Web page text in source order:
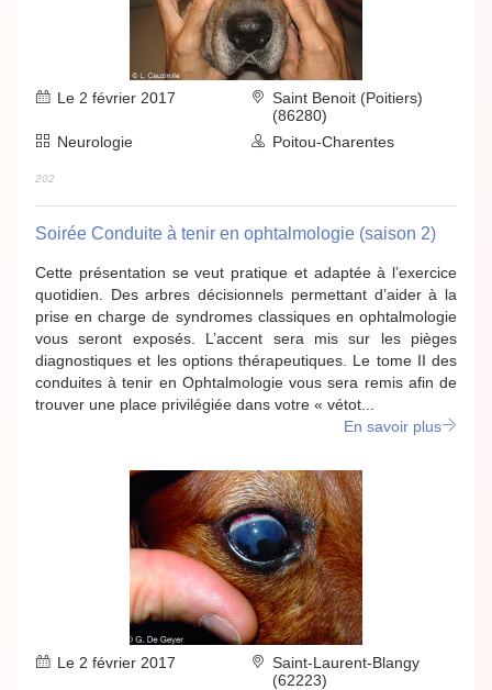
Le 2 février 2017
Saint Benoit (Poitiers)
(86280)
Neurologie
Poitou-Charentes
202
Soirée Conduite à tenir en ophtalmologie (saison 2)
Cette présentation se veut pratique et adaptée à l’exercice
quotidien. Des arbres décisionnels permettant d’aider à la
prise en charge de syndromes classiques en ophtalmologie
vous seront exposés. L’accent sera mis sur les pièges
diagnostiques et les options thérapeutiques. Le tome II des
conduites à tenir en Ophtalmologie vous sera remis afin de
trouver une place privilégiée dans votre « vétot...
En savoir plus
Le 2 février 2017
Saint-Laurent-Blangy
(62223)